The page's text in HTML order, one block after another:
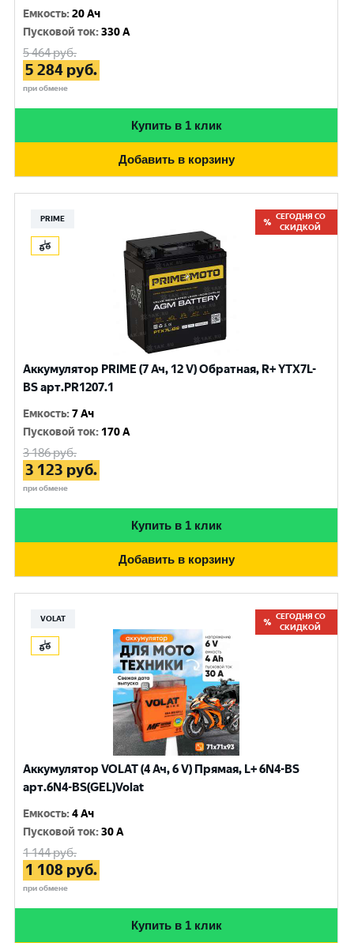
Емкость:20 Ач
Пусковой ток:330 A
5 464руб.
5 284 руб.
при обмене
Купить в 1 клик
Добавить в корзину
PRIME
СЕГОДНЯ СО
СКИДКОЙ
Аккумулятор PRIME (7 Ач, 12 V) Обратная, R+ YTX7L-
BS арт.PR1207.1
Емкость:7 Ач
Пусковой ток: 170 A
3 186руб.
3 123 руб.
при обмене
Купить в 1 клик
Добавить в корзину
VOLAT
СЕГОДНЯ СО
СКИДКОЙ
Аккумулятор VOLAT (4 Ач, 6 V) Прямая, L+ 6N4-BS
арт.6N4-BS(GEL)Volat
Емкость:4 Ач
Пусковой ток:30 A
1 144руб.
1 108 руб.
при обмене
Купить в 1 клик